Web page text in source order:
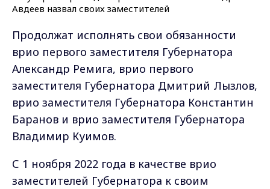
Продолжат исполнять свои обязанности
врио первого заместителя Губернатора
Александр Ремига, врио первого
заместителя Губернатора Дмитрий Лызлов,
врио заместителя Губернатора Константин
Баранов и врио заместителя Губернатора
Владимир Куимов.
С 1 ноября 2022 года в качестве врио
заместителей Губернатора к своим